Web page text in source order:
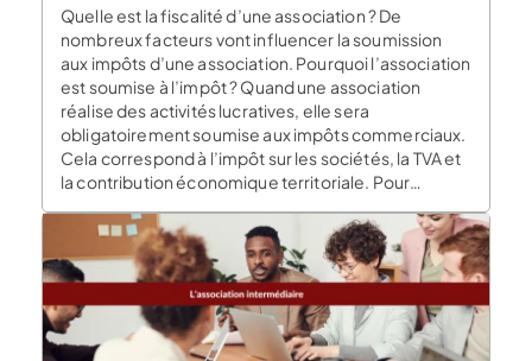
Quelle est la fiscalité d’une association ? De
nombreux facteurs vont influencer la soumission
aux impôts d’une association. Pourquoi l’association
est soumise à l’impôt ? Quand une association
réalise des activités lucratives, elle sera
obligatoirement soumise aux impôts commerciaux.
Cela correspond à l’impôt sur les sociétés, la TVA et
la contribution économique territoriale. Pour